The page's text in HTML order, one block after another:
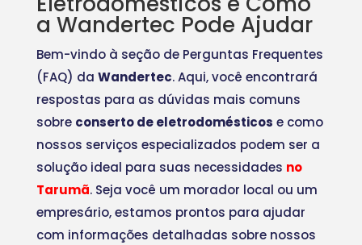
a Wandertec Pode Ajudar
Bem-vindo à seção de Perguntas Frequentes
(FAQ) da Wandertec. Aqui, você encontrará
respostas para as dúvidas mais comuns
sobre conserto de eletrodomésticos e como
nossos serviços especializados podem ser a
solução ideal para suas necessidades no
Tarumã. Seja você um morador local ou um
empresário, estamos prontos para ajudar
com informações detalhadas sobre nossos